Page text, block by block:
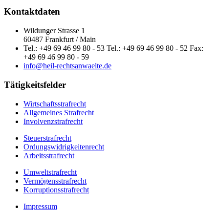
Kontaktdaten
Wildunger Strasse 1
60487 Frankfurt / Main
Tel.: +49 69 46 99 80 - 53 Tel.: +49 69 46 99 80 - 52 Fax:
+49 69 46 99 80 - 59
info@heil-rechtsanwaelte.de
Tätigkeitsfelder
Wirtschaftsstrafrecht
Allgemeines Strafrecht
Involvenzstrafrecht
Steuerstrafrecht
Ordungswidrigkeitenrecht
Arbeitsstrafrecht
Umweltstrafrecht
Vermögensstrafrecht
Korruptionsstrafrecht
Impressum